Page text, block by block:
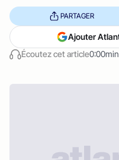
Écoutez cet article0:00min
PARTAGER
Ajouter